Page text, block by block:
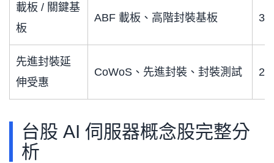
載板 / 關鍵基
板
ABF 載板、高階封裝基板
先進封裝延
伸受惠
CoWoS、先進封裝、封裝測試
台股 AI 伺服器概念股完整分
析